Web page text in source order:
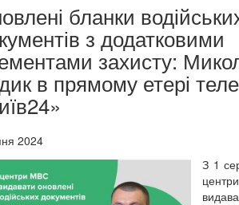
бланки
з додатковими
захисту:
в прямому етері
2024
З 1